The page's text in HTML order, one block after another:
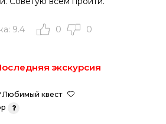
9.4 0 0
экскурсия
Любимый квест